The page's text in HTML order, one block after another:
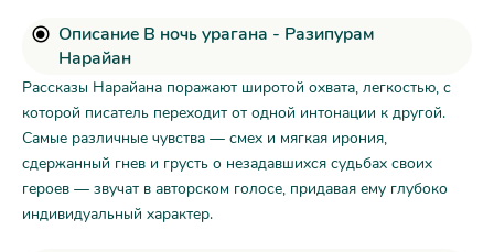
Описание В ночь урагана - Разипурам
Нарайан
Рассказы Нарайана поражают широтой охвата, легкостью, с
которой писатель переходит от одной интонации к другой.
Самые различные чувства — смех и мягкая ирония,
сдержанный гнев и грусть о незадавшихся судьбах своих
героев — звучат в авторском голосе, придавая ему глубоко
индивидуальный характер.